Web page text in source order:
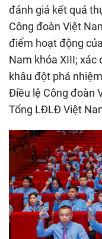
đánh giá kết quả
Công đoàn Việt
điểm hoạt động
Nam khóa XIII; xác
khâu đột phá
Điều lệ Công đoàn
Tổng LĐLĐ Việt